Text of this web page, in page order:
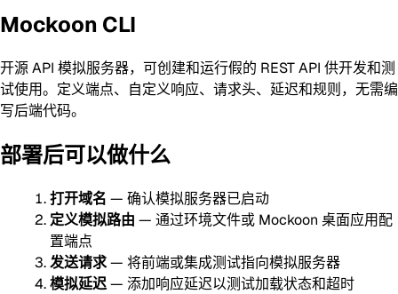
Mockoon CLI
开源 API 模拟服务器，可创建和运行假的 REST API 供开发和测
试使用。定义端点、自定义响应、请求头、延迟和规则，无需编
写后端代码。
部署后可以做什么
打开域名 — 确认模拟服务器已启动
定义模拟路由 — 通过环境文件或 Mockoon 桌面应用配
置端点
发送请求— 将前端或集成测试指向模拟服务器
模拟延迟— 添加响应延迟以测试加载状态和超时